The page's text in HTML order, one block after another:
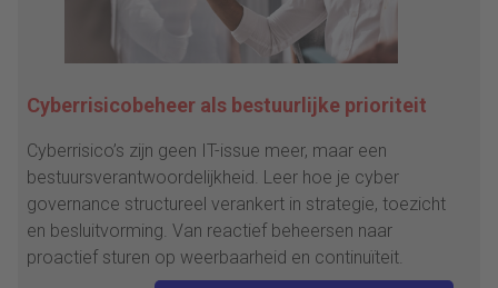
Cyberrisicobeheer als bestuurlijke prioriteit
Cyberrisico’s zijn geen IT-issue meer, maar een
bestuursverantwoordelijkheid. Leer hoe je cyber
governance structureel verankert in strategie, toezicht
en besluitvorming. Van reactief beheersen naar
proactief sturen op weerbaarheid en continuïteit.